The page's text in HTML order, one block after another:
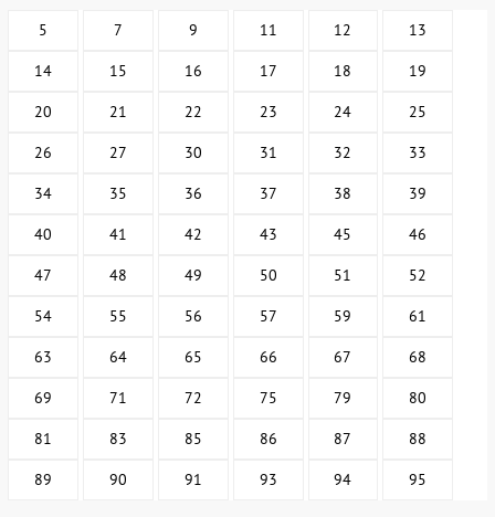
5 7 9 11 12 13
14 15 16 17 18 19
20 21 22 23 24 25
26 27 30 31 32 33
34 35 36 37 38 39
40 41 42 43 45 46
47 48 49 50 51 52
54 55 56 57 59 61
63 64 65 66 67 68
69 71 72 75 79 80
81 83 85 86 87 88
89 90 91 93 94 95